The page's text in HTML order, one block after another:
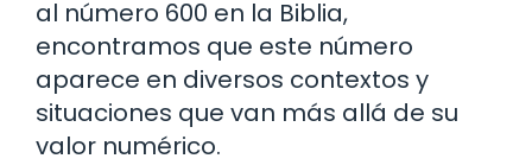
al número 600 en la Biblia,
encontramos que este número
aparece en diversos contextos y
situaciones que van más allá de su
valor numérico.